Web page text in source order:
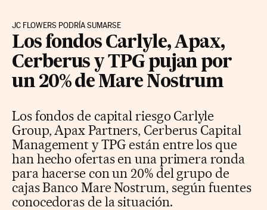
JC FLOWERS PODRÍA SUMARSE
Los fondos Carlyle, Apax,
Cerberus y TPG pujan por
un 20% de Mare Nostrum
Los fondos de capital riesgo Carlyle
Group, Apax Partners, Cerberus Capital
Management y TPG están entre los que
han hecho ofertas en una primera ronda
para hacerse con un 20% del grupo de
cajas Banco Mare Nostrum, según fuentes
conocedoras de la situación.